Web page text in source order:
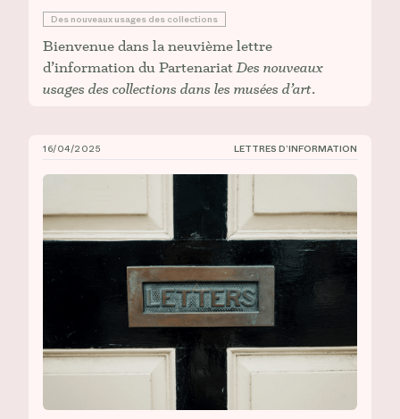
Des nouveaux usages des collections
Bienvenue dans la neuvième lettre
d’information du Partenariat Des nouveaux
usages des collections dans les musées d’art.
CIÉCO, Lettre d’information n° 8
16/04/2025 LETTRES D’INFORMATION